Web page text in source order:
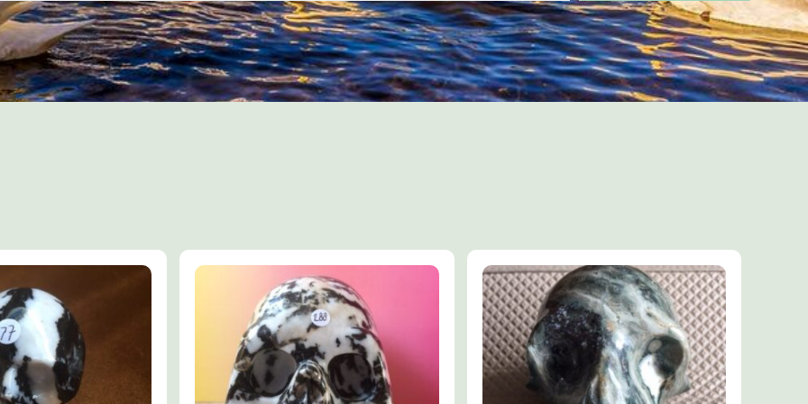
Zij zal de geest tot rust brengen, waardoor je ziel
Connectie zal zoeken en vinden met jouw
Buitenaardse Zielsfragmenten.
Jaspis: Maakt je minder zorgelijk, minder angstig,